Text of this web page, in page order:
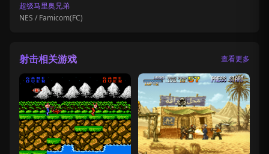
超级马里奥兄弟
NES / Famicom(FC)
射击相关游戏 查看更多